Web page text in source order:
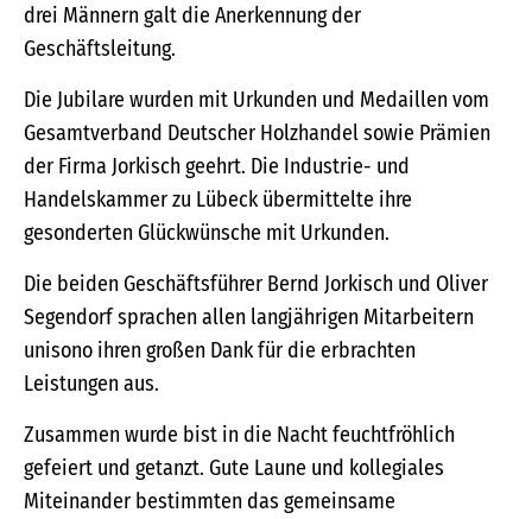
drei Männern galt die Anerkennung der
Geschäftsleitung.
Die Jubilare wurden mit Urkunden und Medaillen vom
Gesamtverband Deutscher Holzhandel sowie Prämien
der Firma Jorkisch geehrt. Die Industrie- und
Handelskammer zu Lübeck übermittelte ihre
gesonderten Glückwünsche mit Urkunden.
Die beiden Geschäftsführer Bernd Jorkisch und Oliver
Segendorf sprachen allen langjährigen Mitarbeitern
unisono ihren großen Dank für die erbrachten
Leistungen aus.
Zusammen wurde bist in die Nacht feuchtfröhlich
gefeiert und getanzt. Gute Laune und kollegiales
Miteinander bestimmten das gemeinsame